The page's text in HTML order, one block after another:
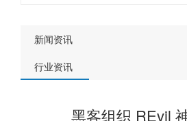
新闻资讯
行业资讯
黑客组织 REvil